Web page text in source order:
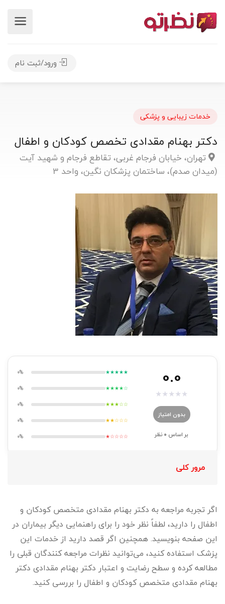
ورود/ثبت نام
خدمات زیبایی و پزشکی
دکتر بهنام مقدادی تخصص کودکان و اطفال
تهران، خیابان فرجام غربی، تقاطع فرجام و شهید آیت
(میدان صدم)، ساختمان پزشکان نگین، واحد 3
0.0
★
★
★
★
★
بدون امتیاز
بر اساس 0 نظر
★★★★★
0%
★★★★☆
0%
★★★☆☆
0%
★★☆☆☆
0%
★☆☆☆☆
0%
مرور کلی
اگر تجربه مراجعه به دکتر بهنام مقدادی متخصص کودکان و
اطفال را دارید، لطفاً نظر خود را برای راهنمایی دیگر بیماران در
این صفحه بنویسید. همچنین اگر قصد دارید از خدمات این
پزشک استفاده کنید، می‌توانید نظرات مراجعه کنندگان قبلی را
مطالعه کرده و سطح رضایت و اعتبار دکتر بهنام مقدادی دکتر
بهنام مقدادی متخصص کودکان و اطفال را بررسی کنید.